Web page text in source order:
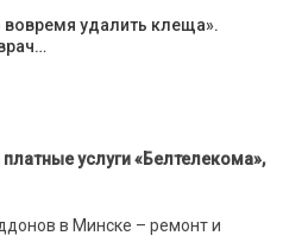
удалить клеща».
услуги «Белтелекома»,
в Минске – ремонт и